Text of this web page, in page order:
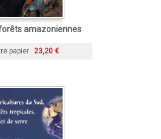
amazoniennes
papier 23,20 €